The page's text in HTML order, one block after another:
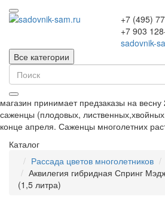
+7 (495)
+7 903
sadovnik-
Все категории
магазин принимает предзаказы на весну
саженцы (плодовых,
конце апреля. Саженцы многолетних
Каталог
Рассада цветов многолетников
Аквилегия гибридная Спринг
(1,5 литра)